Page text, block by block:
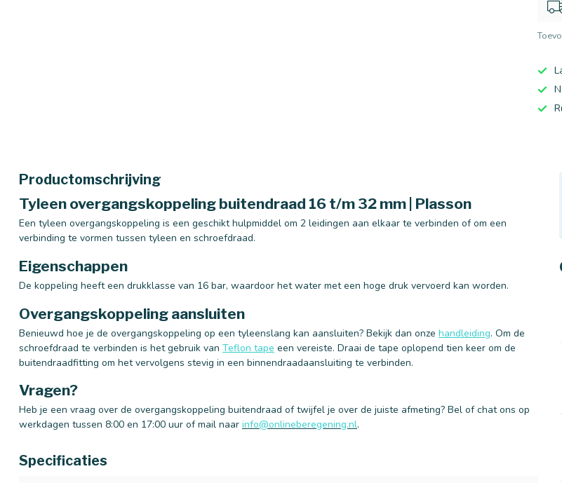
Productomschrijving
Tyleen overgangskoppeling buitendraad 16 t/m 32 mm | Plasson
Een tyleen overgangskoppeling is een geschikt hulpmiddel om 2 leidingen aan elkaar te verbinden of om een
verbinding te vormen tussen tyleen en schroefdraad.
Eigenschappen
De koppeling heeft een drukklasse van 16 bar, waardoor het water met een hoge druk vervoerd kan worden.
Overgangskoppeling aansluiten
Benieuwd hoe je de overgangskoppeling op een tyleenslang kan aansluiten? Bekijk dan onze handleiding. Om de
schroefdraad te verbinden is het gebruik van Teflon tape een vereiste. Draai de tape oplopend tien keer om de
buitendraadfitting om het vervolgens stevig in een binnendraadaansluiting te verbinden.
Vragen?
Heb je een vraag over de overgangskoppeling buitendraad of twijfel je over de juiste afmeting? Bel of chat ons op
werkdagen tussen 8:00 en 17:00 uur of mail naar info@onlineberegening.nl.
Specificaties